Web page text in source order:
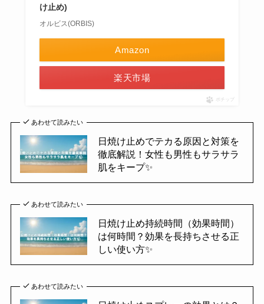
け止め)
オルビス(ORBIS)
Amazon
楽天市場
ポチップ
あわせて読みたい
日焼け止めでテカる原因と対策を
徹底解説！女性も男性もサラサラ
肌をキープ✨
あわせて読みたい
日焼け止め持続時間（効果時間）
は何時間？効果を長持ちさせる正
しい使い方✨
あわせて読みたい